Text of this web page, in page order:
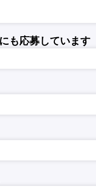
も応募しています